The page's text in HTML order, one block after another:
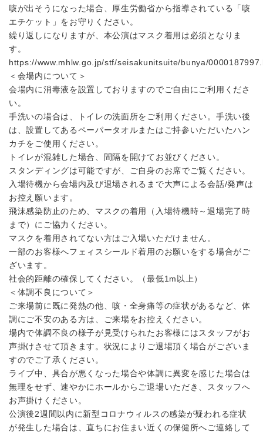
咳が出そうになった場合、厚生労働省から指導されている「咳
エチケット」をお守りください。
繰り返しになりますが、本公演はマスク着用は必須となりま
す。
https://www.mhlw.go.jp/stf/seisakunitsuite/bunya/
＜会場内について＞
会場内に消毒液を設置しておりますのでご自由にご利用くださ
い。
手洗いの場合は、トイレの洗面所をご利用ください。手洗い後
は、設置してあるペーパータオルまたはご持参いただいたハン
カチをご使用ください。
トイレが混雑した場合、間隔を開けてお並びください。
スタンディングは可能ですが、ご自身のお席でご覧ください。
入場待機から会場内及び退場されるまで大声による会話/発声は
お控え願います。
飛沫感染防止のため、マスクの着用（入場待機時～退場完了時
まで）にご協力ください。
マスクを着用されてない方はご入場いただけません。
一部のお客様へフェィスシールド着用のお願いをする場合がご
ざいます。
社会的距離の確保してください。（最低1m以上）
＜体調不良について＞
ご来場前に既に発熱の他、咳・全身痛等の症状があるなど、体
調にご不安のある方は、ご来場をお控えください。
場内で体調不良の様子が見受けられたお客様にはスタッフがお
声掛けさせて頂きます。状況によりご退場頂く場合がございま
すのでご了承ください。
ライブ中、具合が悪くなった場合や体調に異変を感じた場合は
無理をせず、速やかにホールからご退場いただき、スタッフへ
お声掛けください。
公演後2週間以内に新型コロナウィルスの感染が疑われる症状
が発生した場合は、直ちにお住まい近くの保健所へご連絡して